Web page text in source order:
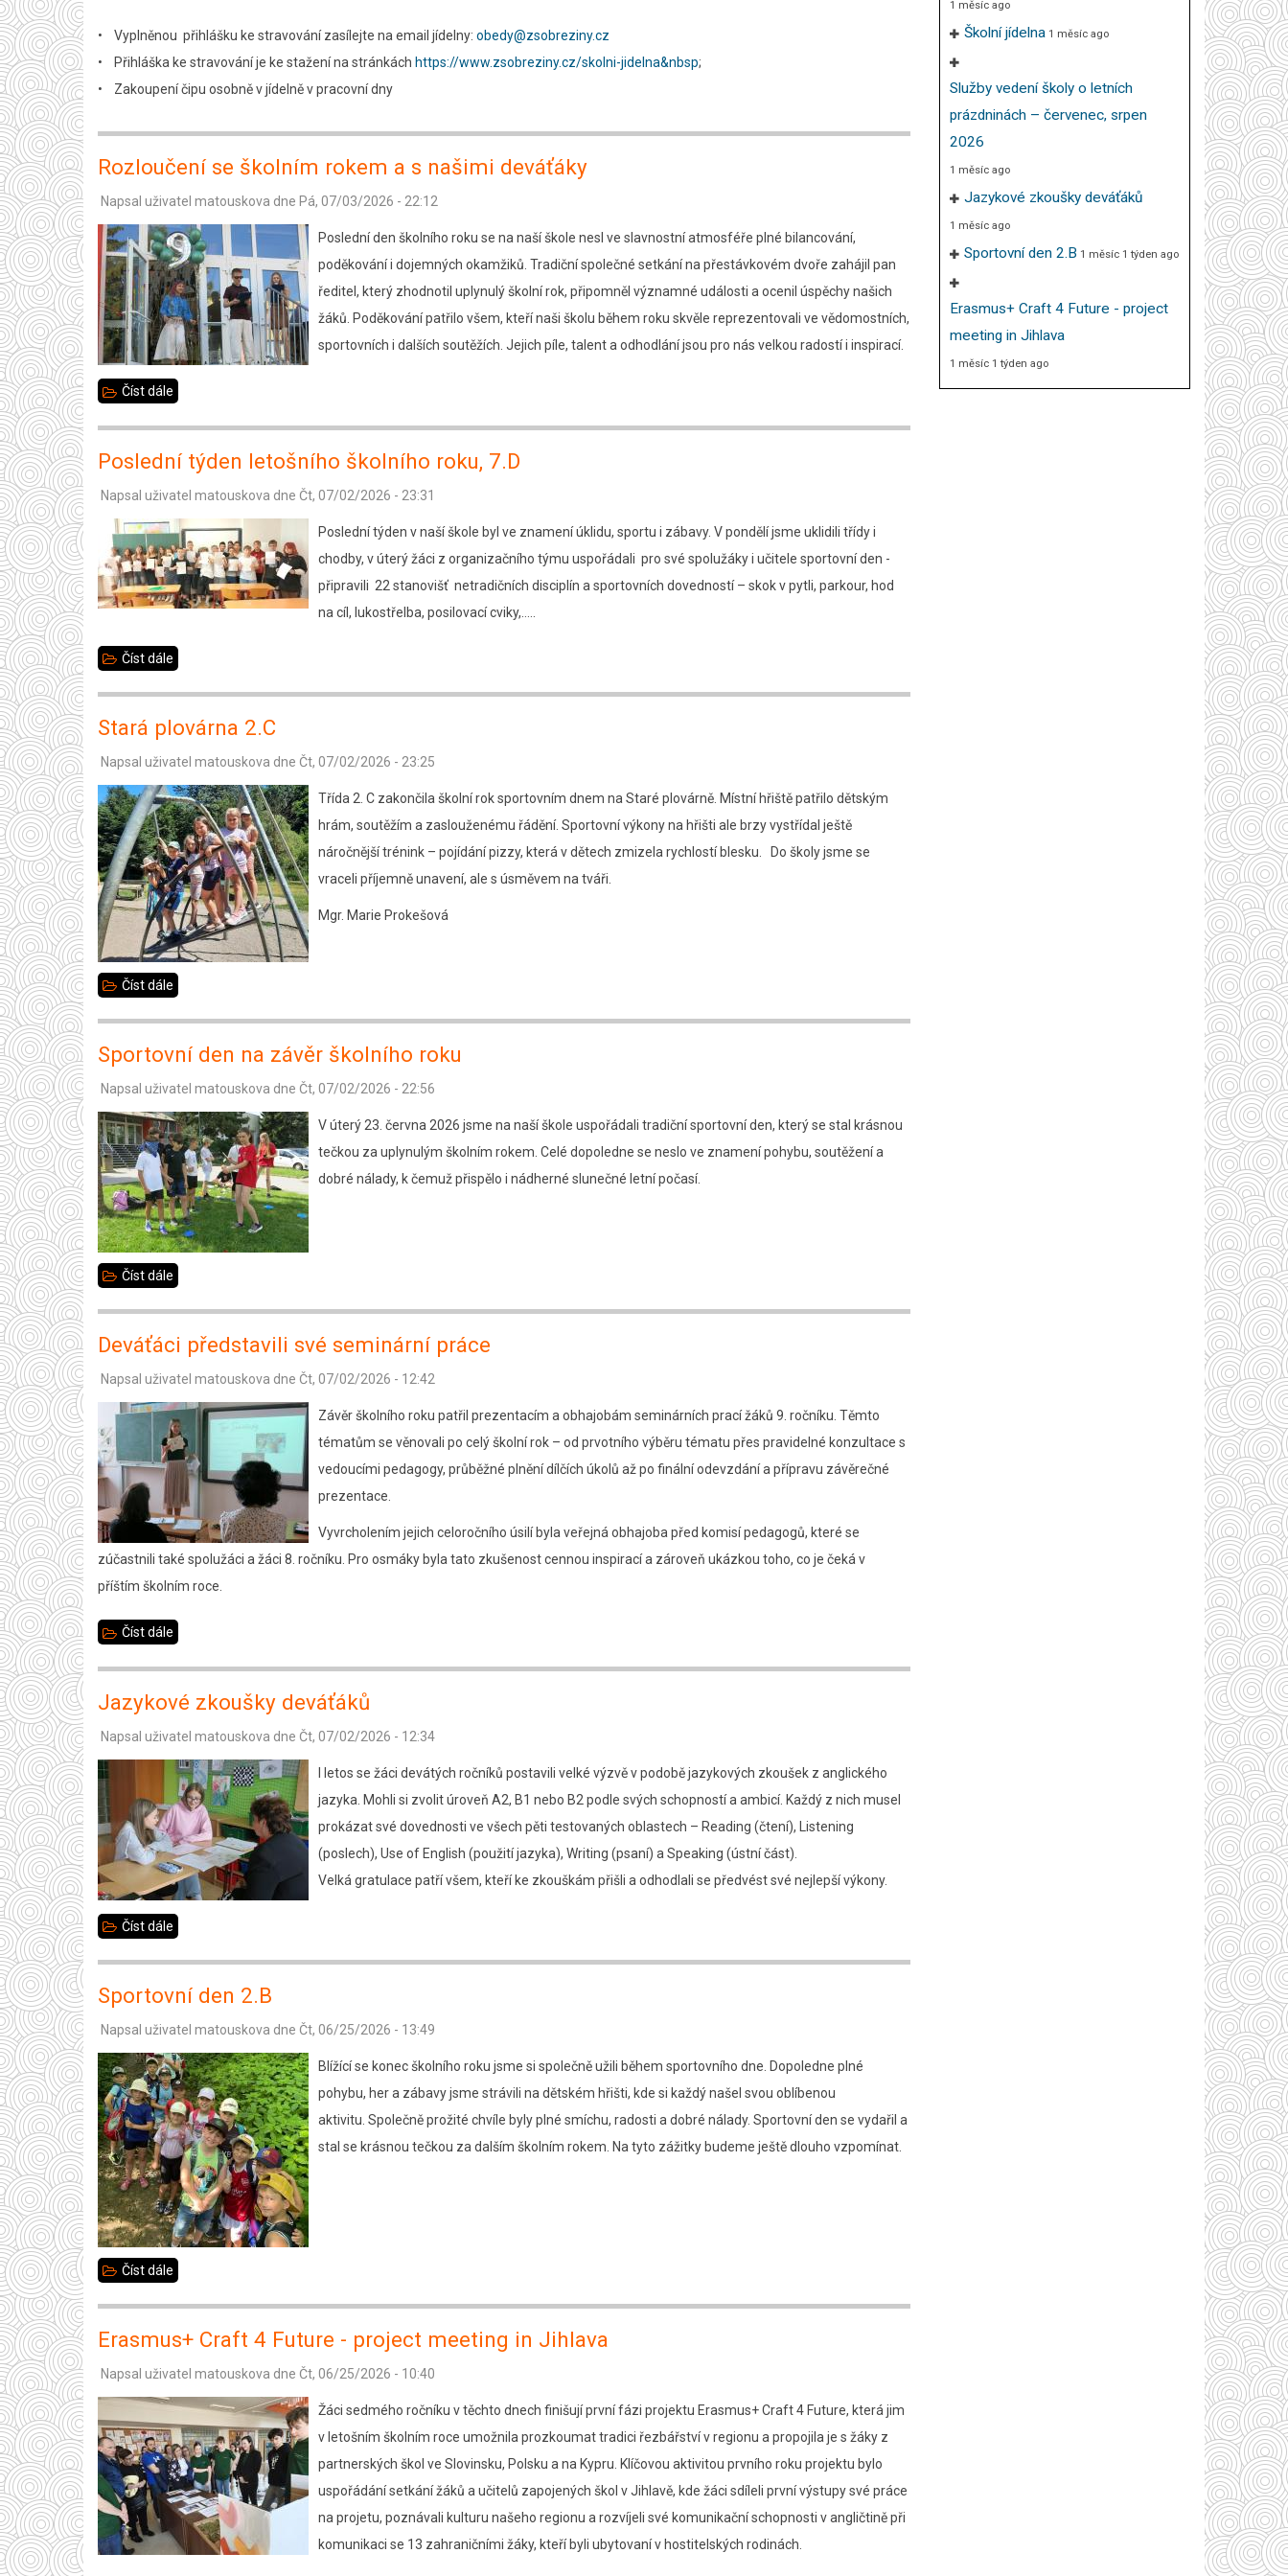
srpen
2026
• Vyplněnou přihlášku ke stravování zasílejte na email jídelny: obedy@zsobreziny.cz
• Přihláška ke stravování je ke stažení na stránkách https://www.zsobreziny.cz/skolni-jidelna&nbsp;
• Zakoupení čipu osobně v jídelně v pracovní dny
Rozloučení se školním rokem a s našimi deváťáky
Napsal uživatel matouskova dne Pá, 07/03/2026 - 22:12
Poslední den školního roku se na naší škole nesl ve slavnostní atmosféře plné bilancování,
poděkování i dojemných okamžiků. Tradiční společné setkání na přestávkovém dvoře zahájil pan
ředitel, který zhodnotil uplynulý školní rok, připomněl významné události a ocenil úspěchy našich
žáků. Poděkování patřilo všem, kteří naši školu během roku skvěle reprezentovali ve vědomostních,
sportovních i dalších soutěžích. Jejich píle, talent a odhodlání jsou pro nás velkou radostí i inspirací.
Číst dále
školním
rokem
a
s
našimi
deváťáky
Poslední týden letošního školního roku, 7.D
Napsal uživatel matouskova dne Čt, 07/02/2026 - 23:31
Poslední týden v naší škole byl ve znamení úklidu, sportu i zábavy. V pondělí jsme uklidili třídy i
chodby, v úterý žáci z organizačního týmu uspořádali pro své spolužáky i učitele sportovní den -
připravili 22 stanovišť netradičních disciplín a sportovních dovedností – skok v pytli, parkour, hod
na cíl, lukostřelba, posilovací cviky,…..
Číst dále
letošního
školního
roku,
7.D
Stará plovárna 2.C
Napsal uživatel matouskova dne Čt, 07/02/2026 - 23:25
Třída 2. C zakončila školní rok sportovním dnem na Staré plovárně. Místní hřiště patřilo dětským
hrám, soutěžím a zaslouženému řádění. Sportovní výkony na hřišti ale brzy vystřídal ještě
náročnější trénink – pojídání pizzy, která v dětech zmizela rychlostí blesku. Do školy jsme se
vraceli příjemně unavení, ale s úsměvem na tváři.
Mgr. Marie Prokešová
Číst dále
2.C
Sportovní den na závěr školního roku
Napsal uživatel matouskova dne Čt, 07/02/2026 - 22:56
V úterý 23. června 2026 jsme na naší škole uspořádali tradiční sportovní den, který se stal krásnou
tečkou za uplynulým školním rokem. Celé dopoledne se neslo ve znamení pohybu, soutěžení a
dobré nálady, k čemuž přispělo i nádherné slunečné letní počasí.
Číst dále
na
závěr
školního
roku
Deváťáci představili své seminární práce
Napsal uživatel matouskova dne Čt, 07/02/2026 - 12:42
Závěr školního roku patřil prezentacím a obhajobám seminárních prací žáků 9. ročníku. Těmto
tématům se věnovali po celý školní rok – od prvotního výběru tématu přes pravidelné konzultace s
vedoucími pedagogy, průběžné plnění dílčích úkolů až po finální odevzdání a přípravu závěrečné
prezentace.
Vyvrcholením jejich celoročního úsilí byla veřejná obhajoba před komisí pedagogů, které se
zúčastnili také spolužáci a žáci 8. ročníku. Pro osmáky byla tato zkušenost cennou inspirací a zároveň ukázkou toho, co je čeká v
příštím školním roce.
Číst dále
své
seminární
práce
Jazykové zkoušky deváťáků
Napsal uživatel matouskova dne Čt, 07/02/2026 - 12:34
I letos se žáci devátých ročníků postavili velké výzvě v podobě jazykových zkoušek z anglického
jazyka. Mohli si zvolit úroveň A2, B1 nebo B2 podle svých schopností a ambicí. Každý z nich musel
prokázat své dovednosti ve všech pěti testovaných oblastech – Reading (čtení), Listening
(poslech), Use of English (použití jazyka), Writing (psaní) a Speaking (ústní část).
Velká gratulace patří všem, kteří ke zkouškám přišli a odhodlali se předvést své nejlepší výkony.
Číst dále
deváťáků
Sportovní den 2.B
Napsal uživatel matouskova dne Čt, 06/25/2026 - 13:49
Blížící se konec školního roku jsme si společně užili během sportovního dne. Dopoledne plné
pohybu, her a zábavy jsme strávili na dětském hřišti, kde si každý našel svou oblíbenou
aktivitu. Společně prožité chvíle byly plné smíchu, radosti a dobré nálady. Sportovní den se vydařil a
stal se krásnou tečkou za dalším školním rokem. Na tyto zážitky budeme ještě dlouho vzpomínat.
Číst dále
2.B
Erasmus+ Craft 4 Future - project meeting in Jihlava
Napsal uživatel matouskova dne Čt, 06/25/2026 - 10:40
Žáci sedmého ročníku v těchto dnech finišují první fázi projektu Erasmus+ Craft 4 Future, která jim
v letošním školním roce umožnila prozkoumat tradici řezbářství v regionu a propojila je s žáky z
partnerských škol ve Slovinsku, Polsku a na Kypru. Klíčovou aktivitou prvního roku projektu bylo
uspořádání setkání žáků a učitelů zapojených škol v Jihlavě, kde žáci sdíleli první výstupy své práce
na projetu, poznávali kulturu našeho regionu a rozvíjeli své komunikační schopnosti v angličtině při
komunikaci se 13 zahraničními žáky, kteří byli ubytovaní v hostitelských rodinách.
1 měsíc ago
Školní jídelna 1 měsíc ago
Služby vedení školy o letních
prázdninách – červenec, srpen
2026
1 měsíc ago
Jazykové zkoušky deváťáků
1 měsíc ago
Sportovní den 2.B 1 měsíc 1 týden ago
Erasmus+ Craft 4 Future - project
meeting in Jihlava
1 měsíc 1 týden ago